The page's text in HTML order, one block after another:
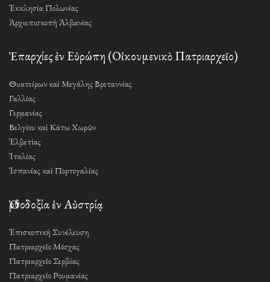
Ἐκκλησία Πολωνίας
Ἀρχιεπισκοπὴ Ἀλβανίας
Ἐπαρχίες ἐν Εὐρώπη (Οἰκουμενικὸ Πατριαρχεῖο)
Θυατείρων καὶ Μεγάλης Βρεταννίας
Γαλλίας
Γερμανίας
Βελγίου καὶ Κάτω Χωρῶν
Ἑλβετίας
Ἰταλίας
Ἱσπανίας καὶ Πορτογαλίας
Ὀρθοδοξία ἐν Αὐστρίᾳ
Ἐπισκοπικὴ Συνέλευση
Πατριαρχεῖο Μόσχας
Πατριαρχεῖο Σερβίας
Πατριαρχεῖο Ρουμανίας